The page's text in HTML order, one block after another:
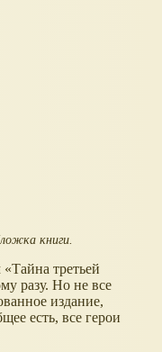
книги.
Тайна третьей
разу. Но не все
издание,
есть, все герои